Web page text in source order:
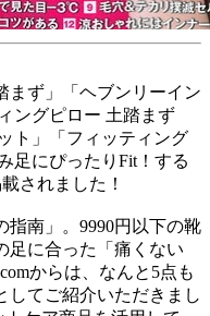
ず」「ヘブンリーイン
ングピロー 土踏まず
ト」「フィッティング
足にぴったりFit！する
されました！
指南」。9990円以下の靴
足に合った「痛くない
からは、なんと5点も
してご紹介いただきまし